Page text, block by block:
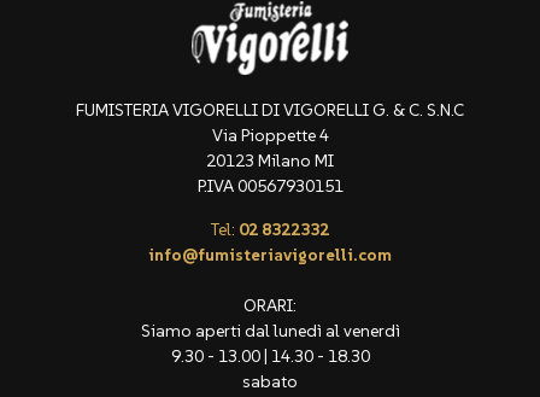
FUMISTERIA VIGORELLI DI VIGORELLI G. & C. S.N.C
Via Pioppette 4
20123 Milano MI
P.IVA 00567930151
Tel: 02 8322332
info@fumisteriavigorelli.com
ORARI:
Siamo aperti dal lunedì al venerdì
9.30 - 13.00 | 14.30 - 18.30
sabato